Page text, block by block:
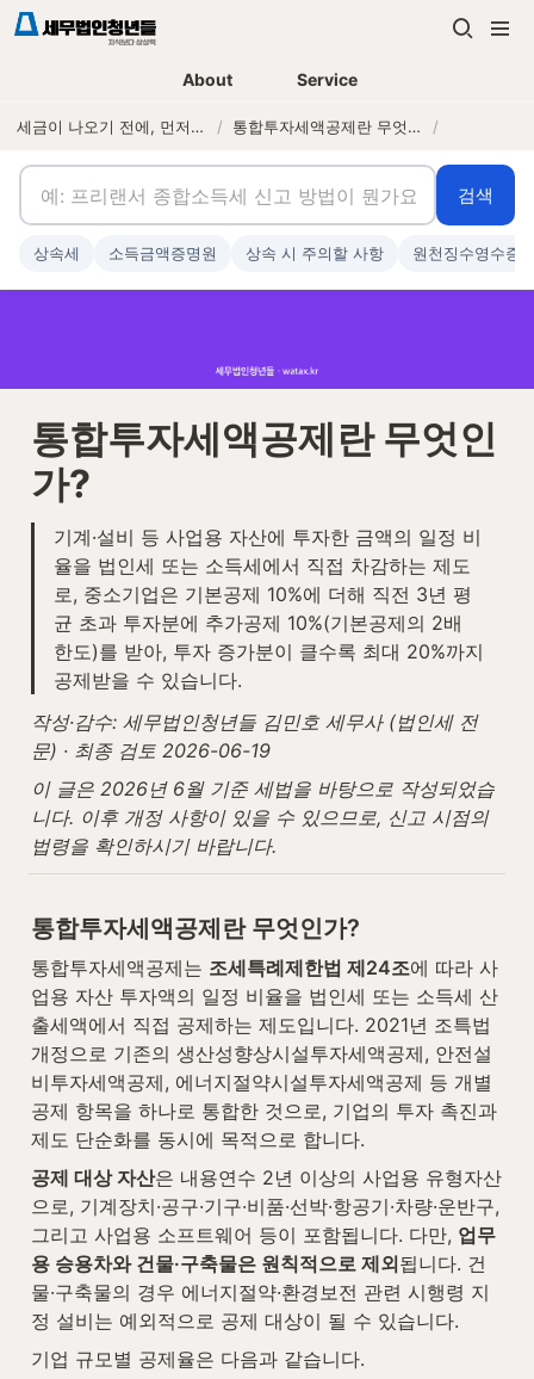
About Service
세금이 나오기 전에, 먼저 연락하는 세무법인 / 통합투자세액공제란 무엇인가? /
통합투자세액공제란 무엇인
가?
기계·설비 등 사업용 자산에 투자한 금액의 일정 비
율을 법인세 또는 소득세에서 직접 차감하는 제도
로, 중소기업은 기본공제 10%에 더해 직전 3년 평
균 초과 투자분에 추가공제 10%(기본공제의 2배
한도)를 받아, 투자 증가분이 클수록 최대 20%까지
공제받을 수 있습니다.
작성·감수: 세무법인청년들 김민호 세무사 (법인세 전
문) · 최종 검토 2026-06-19
이 글은 2026년 6월 기준 세법을 바탕으로 작성되었습
니다. 이후 개정 사항이 있을 수 있으므로, 신고 시점의
법령을 확인하시기 바랍니다.
통합투자세액공제란 무엇인가?
통합투자세액공제는 조세특례제한법 제24조에 따라 사
업용 자산 투자액의 일정 비율을 법인세 또는 소득세 산
출세액에서 직접 공제하는 제도입니다. 2021년 조특법
개정으로 기존의 생산성향상시설투자세액공제, 안전설
비투자세액공제, 에너지절약시설투자세액공제 등 개별
공제 항목을 하나로 통합한 것으로, 기업의 투자 촉진과
제도 단순화를 동시에 목적으로 합니다.
공제 대상 자산은 내용연수 2년 이상의 사업용 유형자산
으로, 기계장치·공구·기구·비품·선박·항공기·차량·운반구,
그리고 사업용 소프트웨어 등이 포함됩니다. 다만, 업무
용 승용차와 건물·구축물은 원칙적으로 제외됩니다. 건
물·구축물의 경우 에너지절약·환경보전 관련 시행령 지
정 설비는 예외적으로 공제 대상이 될 수 있습니다.
기업 규모별 공제율은 다음과 같습니다.
검색
상속세 소득금액증명원 상속 시 주의할 사항 원천징수영수증